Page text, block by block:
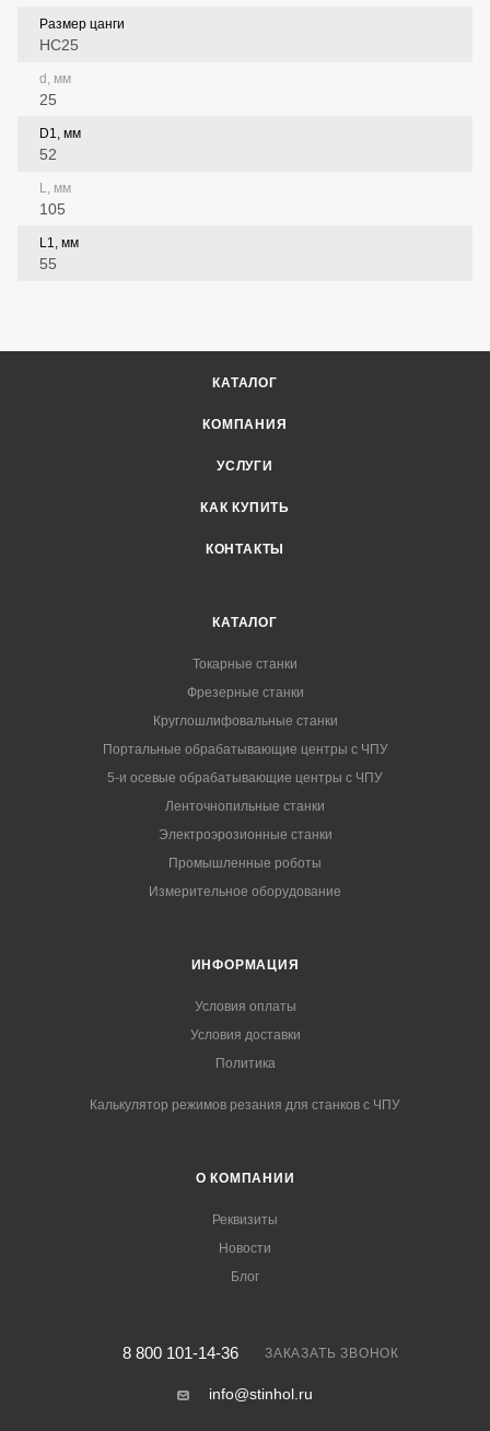
Размер цанги
HC25
d, мм
25
D1, мм
52
L, мм
105
L1, мм
55
КАТАЛОГ
КОМПАНИЯ
УСЛУГИ
КАК КУПИТЬ
КОНТАКТЫ
КАТАЛОГ
Токарные станки
Фрезерные станки
Круглошлифовальные станки
Портальные обрабатывающие центры с ЧПУ
5-и осевые обрабатывающие центры с ЧПУ
Ленточнопильные станки
Электроэрозионные станки
Промышленные роботы
Измерительное оборудование
ИНФОРМАЦИЯ
Условия оплаты
Условия доставки
Политика
Калькулятор режимов резания для станков с ЧПУ
О КОМПАНИИ
Реквизиты
Новости
Блог
8 800 101-14-36 ЗАКАЗАТЬ ЗВОНОК
info@stinhol.ru